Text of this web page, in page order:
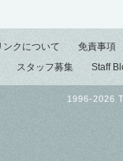
ンクについて
免責事項
スタッフ募集 Staff
1996-2026